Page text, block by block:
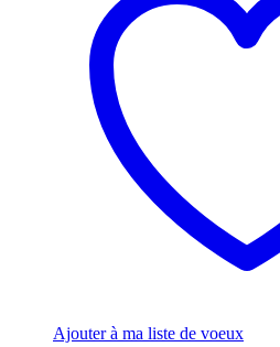
Ajouter à ma liste de voeux